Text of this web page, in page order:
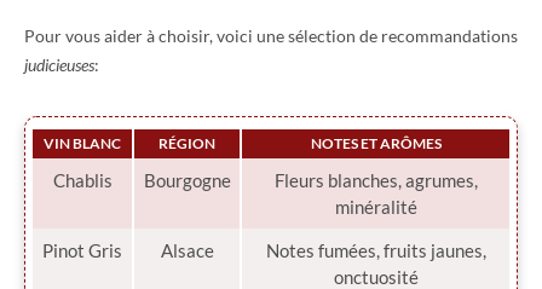
Pour vous aider à choisir, voici une sélection de recommandations
judicieuses:
VIN BLANC RÉGION NOTES ET ARÔMES
Chablis Bourgogne
Fleurs blanches, agrumes,
minéralité
Pinot Gris
Alsace
Notes fumées, fruits jaunes,
onctuosité